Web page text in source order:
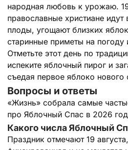
народная любовь к урожаю. 19
православные христиане идут
плоды, угощают близких
старинные приметы на погоду
Отметьте этот день по
испеките яблочный пирог и
съедая первое яблоко нового
Вопросы и ответы
«Жизнь» собрала самые
про Яблочный Спас в 2026
Какого числа Яблочный
Праздник отмечают 19